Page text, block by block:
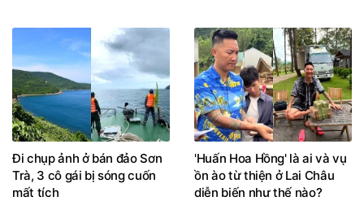
Đi chụp ảnh ở bán đảo Sơn
Trà, 3 cô gái bị sóng cuốn
mất tích
'Huấn Hoa Hồng' là ai và vụ
ồn ào từ thiện ở Lai Châu
diễn biến như thế nào?